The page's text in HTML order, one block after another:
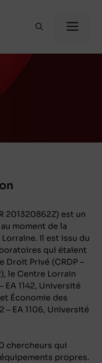
201320862Z) est un
moment de la
Il est issu du
qui étaient
Droit Privé (CRDP –
le Centre Lorrain
EA 1142, Université
Économie des
– EA 1106, Université
chercheurs qui
propres.